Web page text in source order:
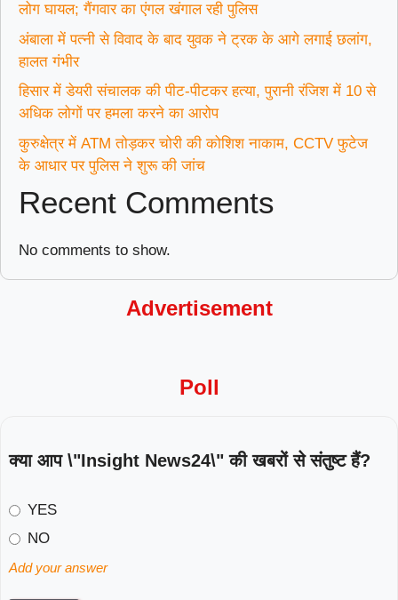
लोग घायल; गैंगवार का एंगल खंगाल रही पुलिस
अंबाला में पत्नी से विवाद के बाद युवक ने ट्रक के आगे लगाई छलांग,
हालत गंभीर
हिसार में डेयरी संचालक की पीट-पीटकर हत्या, पुरानी रंजिश में 10 से
अधिक लोगों पर हमला करने का आरोप
कुरुक्षेत्र में ATM तोड़कर चोरी की कोशिश नाकाम, CCTV फुटेज
के आधार पर पुलिस ने शुरू की जांच
Recent Comments
No comments to show.
Advertisement
Poll
क्या आप \"Insight News24\" की खबरों से संतुष्ट हैं?
YES
NO
Add your answer